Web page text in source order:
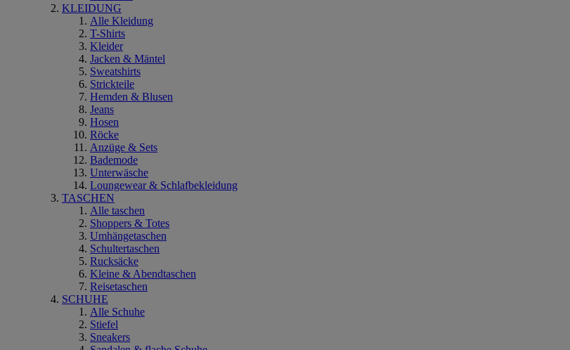
KLEIDUNG
Alle Kleidung
T-Shirts
Kleider
Jacken & Mäntel
Sweatshirts
Strickteile
Hemden & Blusen
Jeans
Hosen
Röcke
Anzüge & Sets
Bademode
Unterwäsche
Loungewear & Schlafbekleidung
TASCHEN
Alle taschen
Shoppers & Totes
Umhängetaschen
Schultertaschen
Rucksäcke
Kleine & Abendtaschen
Reisetaschen
SCHUHE
Alle Schuhe
Stiefel
Sneakers